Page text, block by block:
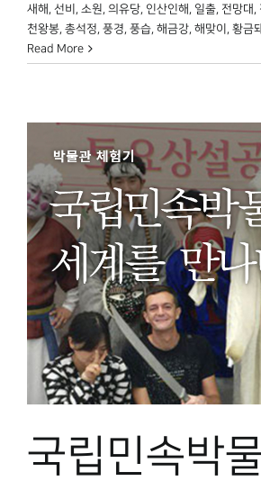
새해 , 선비 , 소원, 의유당, 인산인해 , 일출, 전망대 ,
천왕봉, 총석정, 풍경, 풍습, 해금강, 해맞이 , 황금
Read More
국립민속박